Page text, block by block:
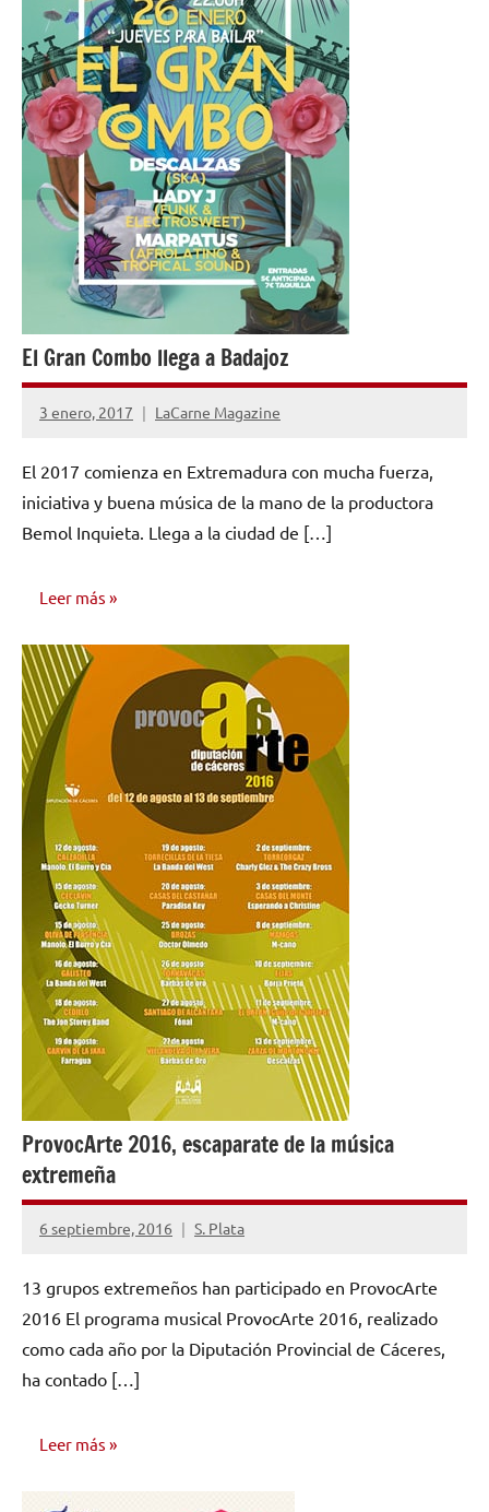
El Gran Combo llega a Badajoz
3 enero, 2017 LaCarne Magazine
No
comentarios
El 2017 comienza en Extremadura con mucha fuerza,
iniciativa y buena música de la mano de la productora
Bemol Inquieta. Llega a la ciudad de […]
Leer más
NOTICIAS
ProvocArte 2016, escaparate de la música
extremeña
6 septiembre, 2016 S. Plata
No
comentarios
13 grupos extremeños han participado en ProvocArte
2016 El programa musical ProvocArte 2016, realizado
como cada año por la Diputación Provincial de Cáceres,
ha contado […]
Leer más